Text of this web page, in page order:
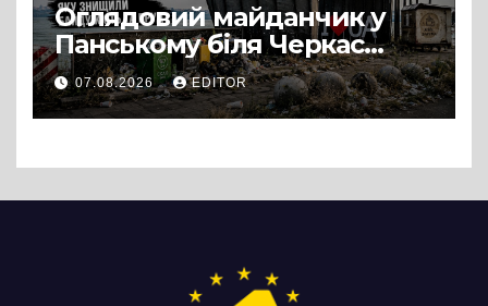
Оглядовий майданчик у
Панському біля Черкас
перетворився на занедбане
сміттєзвалище
07.08.2026 EDITOR